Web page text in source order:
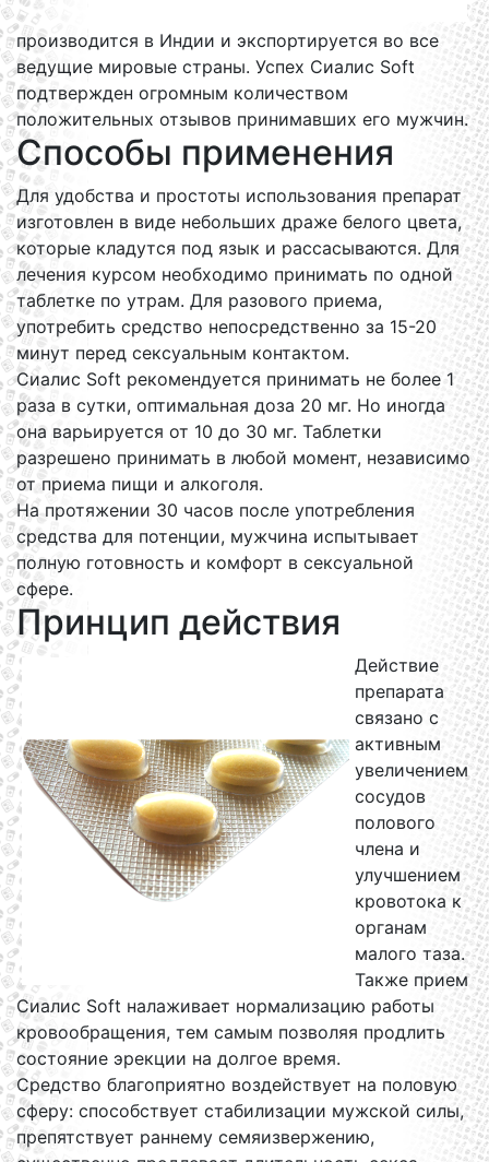
производится в Индии и экспортируется во все
ведущие мировые страны. Успех Сиалис Soft
подтвержден огромным количеством
положительных отзывов принимавших его мужчин.
Способы применения
Для удобства и простоты использования препарат
изготовлен в виде небольших драже белого цвета,
которые кладутся под язык и рассасываются. Для
лечения курсом необходимо принимать по одной
таблетке по утрам. Для разового приема,
употребить средство непосредственно за 15-20
минут перед сексуальным контактом.
Сиалис Soft рекомендуется принимать не более 1
раза в сутки, оптимальная доза 20 мг. Но иногда
она варьируется от 10 до 30 мг. Таблетки
разрешено принимать в любой момент, независимо
от приема пищи и алкоголя.
На протяжении 30 часов после употребления
средства для потенции, мужчина испытывает
полную готовность и комфорт в сексуальной
сфере.
Принцип действия
Действие
препарата
связано с
активным
увеличением
сосудов
полового
члена и
улучшением
кровотока к
органам
малого таза.
Также прием
Сиалис Soft налаживает нормализацию работы
кровообращения, тем самым позволяя продлить
состояние эрекции на долгое время.
Средство благоприятно воздействует на половую
сферу: способствует стабилизации мужской силы,
препятствует раннему семяизвержению,